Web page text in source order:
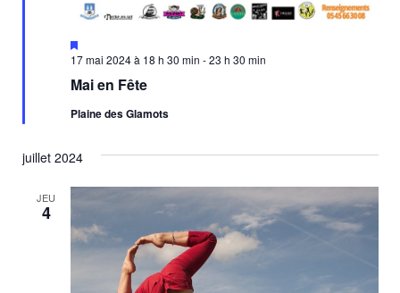
Mai en Fête
en
17 mai 2024 à 18 h 30 min -23 h 30 min
Plaine des Glamots
juillet 2024
JEU
4